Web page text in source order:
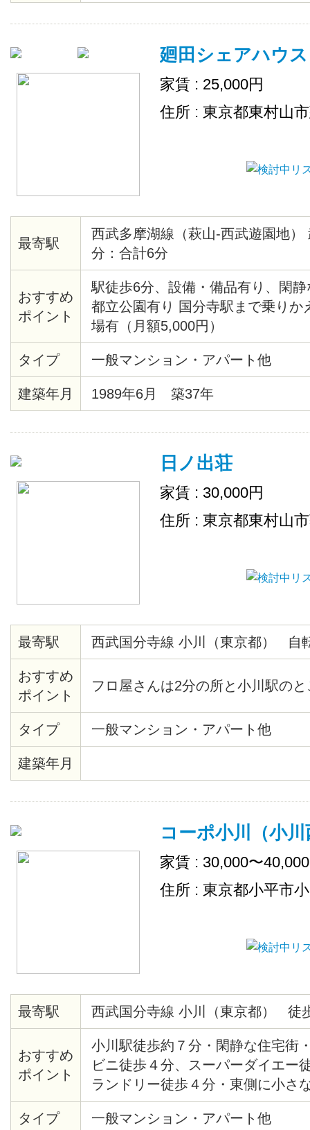
廻田シェアハウス
家賃 : 25,000円
住所 : 東京都東村山
最寄駅
西武多摩湖線（萩山-西武遊園地
分：合計6分
おすすめ
ポイント
駅徒歩6分、設備・備品有り、閑
都立公園有り 国分寺駅まで乗りか
場有（月額5,000円）
タイプ 一般マンション・アパート他
建築年月 1989年6月 築37年
日ノ出荘
家賃 : 30,000円
住所 : 東京都東村山
最寄駅 西武国分寺線 小川（東京都） 自
おすすめ
ポイント
フロ屋さんは2分の所と小川駅の
タイプ 一般マンション・アパート他
建築年月
コーポ小川（小
家賃 : 30,000〜
住所 : 東京都小平市
最寄駅 西武国分寺線 小川（東京都） 徒
おすすめ
ポイント
小川駅徒歩約７分・閑静な住宅街
ビニ徒歩４分、スーパーダイエー
ランドリー徒歩４分・東側に小さ
イレ別・和室にジュータンを敷け
なります・台所が4.5畳
タイプ 一般マンション・アパート他